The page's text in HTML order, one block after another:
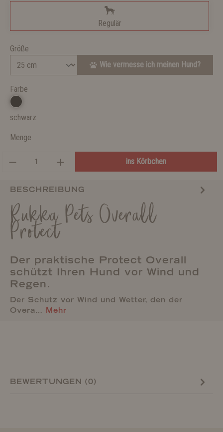
Regulär
Größe
Wie vermesse ich meinen Hund?
Farbe
schwarz
Menge
ins Körbchen
BESCHREIBUNG
Rukka Pets Overall
Protect
Der praktische Protect Overall
schützt Ihren Hund vor Wind und
Regen.
Der Schutz vor Wind und Wetter, den der
Overa… Mehr
BEWERTUNGEN (0)